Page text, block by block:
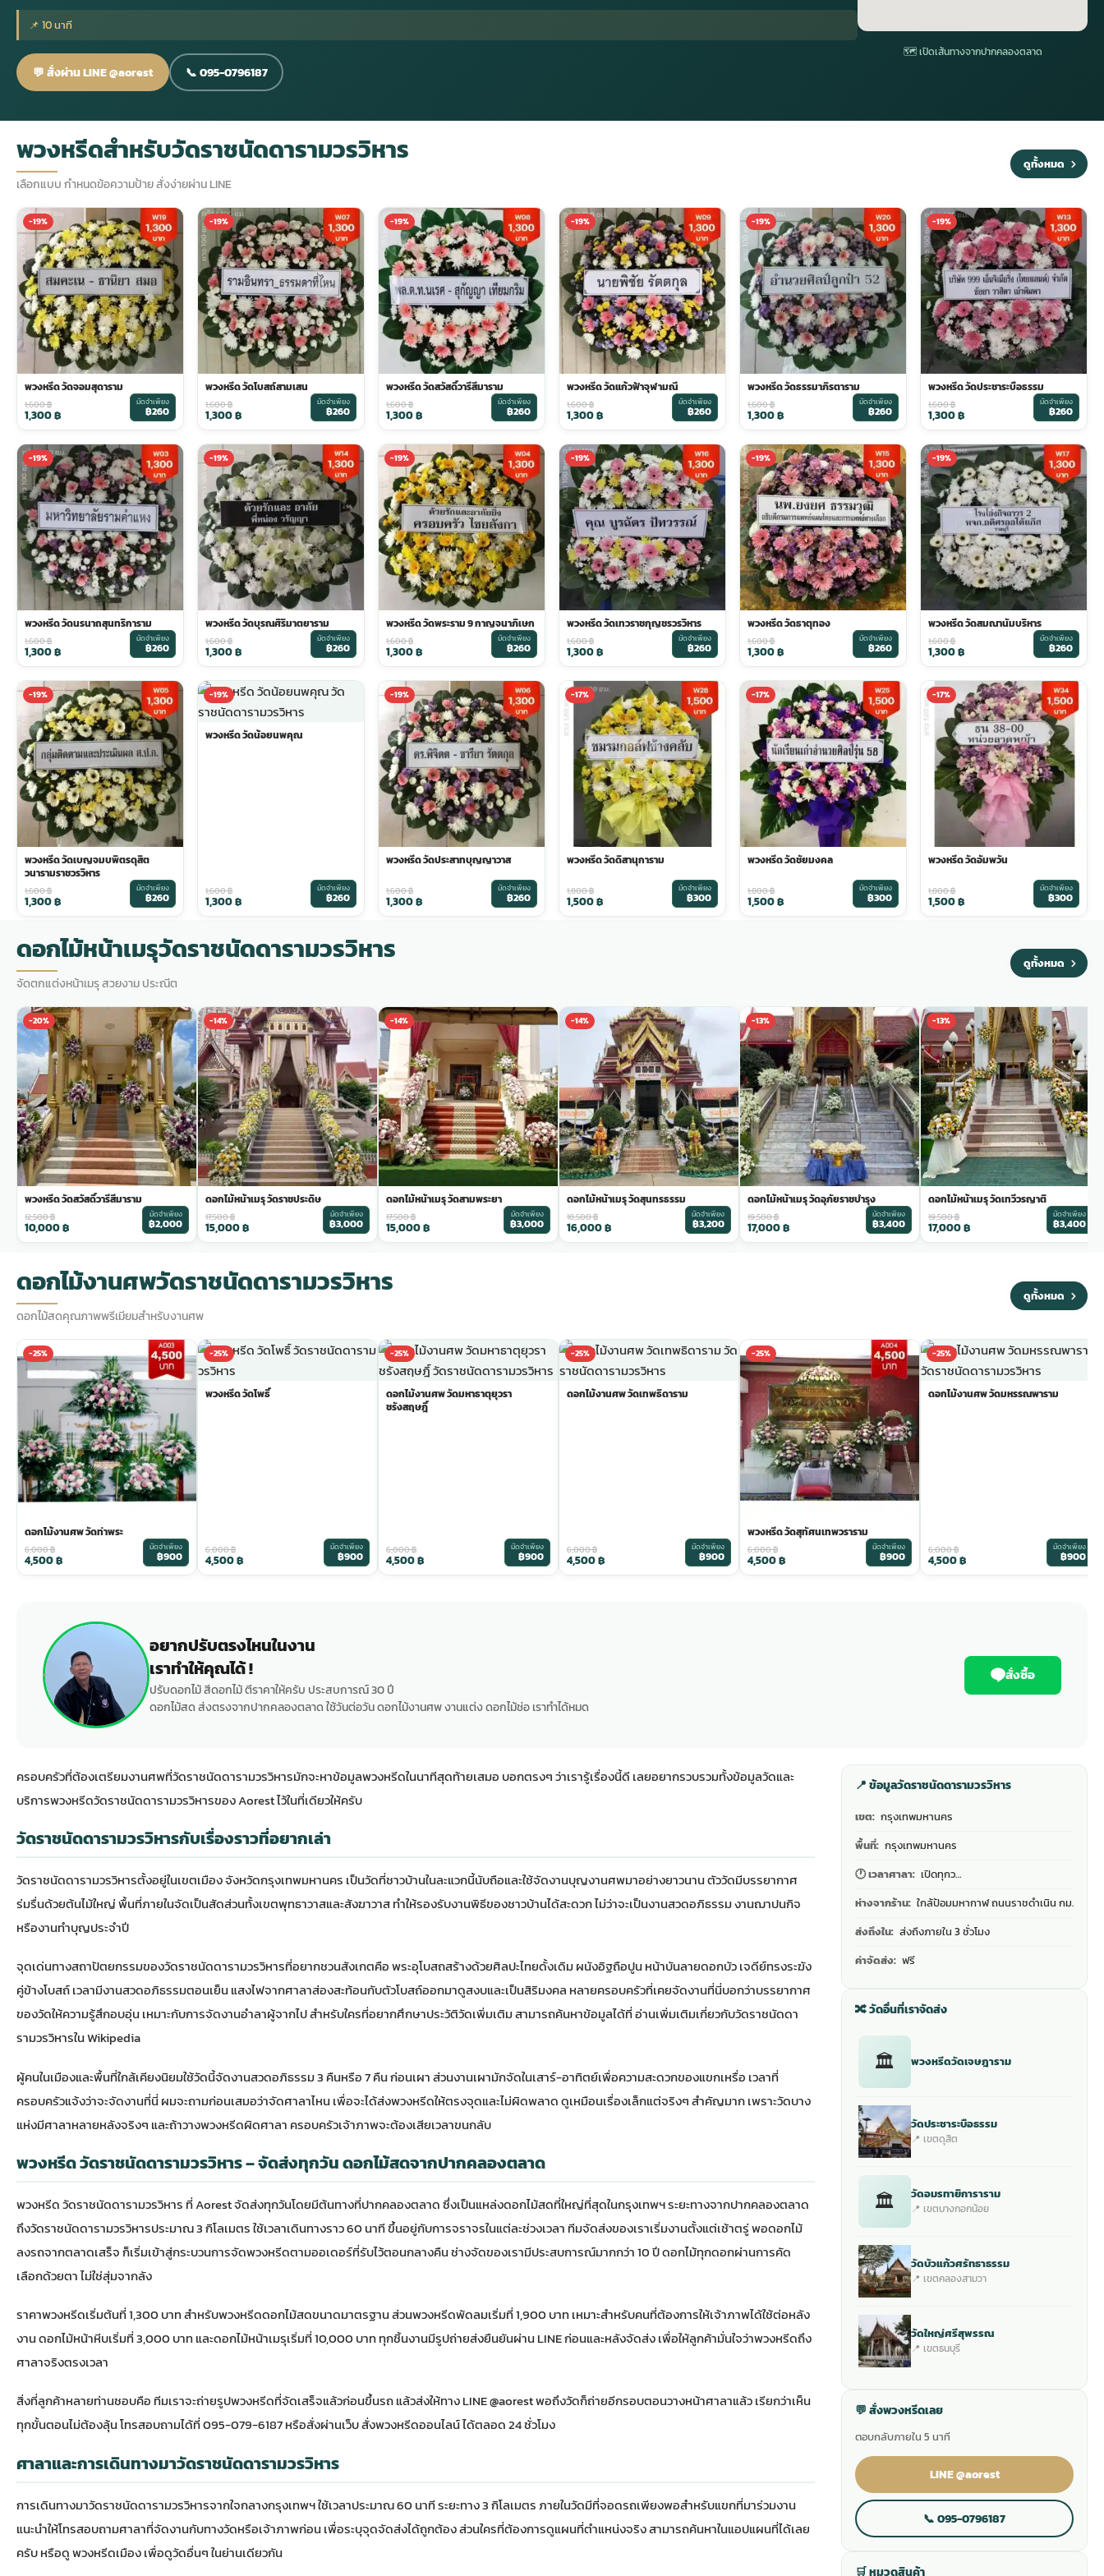
ดอกไม้หน้าหีบ
ดอกไม้หน้างานศพ
ดอกไม้หน้าโลง
จัดดอกไม้หน้าโลง
ดอกไม้ศพ
ดอกไม้งานศพ ส่งด่วน
ดอกไม้งานศพ กรุงเทพ
ดอกไม้งานศพ ปากคลองตลาด
ร้านดอกไม้งานศพ ใกล้ฉัน
ดอกไม้งานศพ ราคาถูก
จัดดอกไม้งานศพ ราคา
ดอกไม้งานศพ ส่งฟรี
ดอกไม้งานศพ ออนไลน์
พวงดอกไม้งานศพ
tpdecorate ปูพื้น
ร้านพวงหรีด
ดอกไม้พวงหรีด
พวงหรีดปทุม
พวงหรีด ปากคลองตลาด
พวงหรีดราคาถูก
พวงหรีดดอกไม้สด
พวงหรีดดอกไม้สด ราคาถูก
สั่งพวงหรีด ออนไลน์
ส่งพวงหรีด ด่วน กรุงเทพ
ร้านพวงหรีด กรุงเทพ ส่งฟรี
พวงหรีด ปากคลองตลาด ราคา
พวงหรีด ส่งด่วน วันนี้
ไม้หน้าเมรุ
กไม้หน้าเมรุ
น้าเมรุ ราคา
ม้หน้าเมรุ
มรุ ราคาถูก
ม้หน้าเมรุ
ระดับเมรุ
มรุ ออนไลน์
มรุ ส่งด่วน
น้าเมรุ กรุงเทพ
ไม้งานแต่ง กรุงเทพ
อกไม้งานแต่ง
ดอกไม้งานแต่ง
พวงหรีดพัดลม กรุงเทพ
พวงหรีดพัดลม ส่งด่วน
สั่งพวงหรีดพัดลม
พวงหรีดพัดลม ปากคลองตลาด
พวงหรีดพัดลม แบบสวยๆ
รับจัดงานศพ กรุงเทพ
แพ็คเกจจัดงานศพ
ค่าใช้จ่ายจัดงานศพ
ขั้นตอนจัดงานศพ
จัดงานศพ ราคาถูก
📌 10 นาที
💬 สั่งผ่าน LINE @aorest 📞 095-0796187
🗺 เปิดเส้นทางจากปากคลองตลาด
พวงหรีดสำหรับวัดราชนัดดารามวรวิหาร
เลือกแบบ กำหนดข้อความป้าย สั่งง่ายผ่าน LINE
ดูทั้งหมด
-19%
พวงหรีด วัดจอมสุดาราม
1,600฿
1,300฿
มัดจำเพียง
฿260
-19%
พวงหรีด วัดโบสถ์สามเสน
1,600฿
1,300฿
มัดจำเพียง
฿260
-19%
พวงหรีด วัดสวัสดิ์วารีสีมาราม
1,600฿
1,300฿
มัดจำเพียง
฿260
-19%
พวงหรีด วัดแก้วฟ้าจุฬามณี
1,600฿
1,300฿
มัดจำเพียง
฿260
-19%
พวงหรีด วัดธรรมาภิรตาราม
1,600฿
1,300฿
มัดจำเพียง
฿260
-19%
พวงหรีด วัดประชาระบือธรรม
1,600฿
1,300฿
มัดจำเพียง
฿260
-19%
พวงหรีด วัดนรนาถสุนทริการาม
1,600฿
1,300฿
มัดจำเพียง
฿260
-19%
พวงหรีด วัดบุรณศิริมาตยาราม
1,600฿
1,300฿
มัดจำเพียง
฿260
-19%
พวงหรีด วัดพระราม 9 กาญจนาภิเษก
1,600฿
1,300฿
มัดจำเพียง
฿260
-19%
พวงหรีด วัดเทวราชกุญชรวรวิหาร
1,600฿
1,300฿
มัดจำเพียง
฿260
-19%
พวงหรีด วัดธาตุทอง
1,600฿
1,300฿
มัดจำเพียง
฿260
-19%
พวงหรีด วัดสมณานัมบริหาร
1,600฿
1,300฿
มัดจำเพียง
฿260
-19%
พวงหรีด วัดเบญจมบพิตรดุสิต
วนารามราชวรวิหาร
1,600฿
1,300฿
มัดจำเพียง
฿260
-19%
พวงหรีด วัดน้อยนพคุณ
1,600฿
1,300฿
มัดจำเพียง
฿260
-19%
พวงหรีด วัดประสาทบุญญาวาส
1,600฿
1,300฿
มัดจำเพียง
฿260
-17%
พวงหรีด วัดดิสานุการาม
1,800฿
1,500฿
มัดจำเพียง
฿300
-17%
พวงหรีด วัดชัยมงคล
1,800฿
1,500฿
มัดจำเพียง
฿300
-17%
พวงหรีด วัดอัมพวัน
1,800฿
1,500฿
มัดจำเพียง
฿300
ดอกไม้หน้าเมรุวัดราชนัดดารามวรวิหาร
จัดตกแต่งหน้าเมรุ สวยงาม ประณีต
ดูทั้งหมด
-20%
พวงหรีด วัดสวัสดิ์วารีสีมาราม
12,500฿
10,000฿
มัดจำเพียง
฿2,000
-14%
ดอกไม้หน้าเมรุ วัดราชประดิษ
17,500฿
15,000฿
มัดจำเพียง
฿3,000
-14%
ดอกไม้หน้าเมรุ วัดสามพระยา
17,500฿
15,000฿
มัดจำเพียง
฿3,000
-14%
ดอกไม้หน้าเมรุ วัดสุนทรธรรม
18,500฿
16,000฿
มัดจำเพียง
฿3,200
-13%
ดอกไม้หน้าเมรุ วัดอุภัยราชบำรุง
19,500฿
17,000฿
มัดจำเพียง
฿3,400
-13%
ดอกไม้หน้าเมรุ วัดเทวีวรญาติ
19,500฿
17,000฿
มัดจำเพียง
฿3,400
ดอกไม้งานศพวัดราชนัดดารามวรวิหาร
ดอกไม้สดคุณภาพพรีเมียมสำหรับงานศพ
ดูทั้งหมด
-25%
ดอกไม้งานศพ วัดท่าพระ
6,000฿
4,500฿
มัดจำเพียง
฿900
-25%
พวงหรีด วัดโพธิ์
6,000฿
4,500฿
มัดจำเพียง
฿900
-25%
ดอกไม้งานศพ วัดมหาธาตุยุวรา
ชรังสฤษฎิ์
6,000฿
4,500฿
มัดจำเพียง
฿900
-25%
ดอกไม้งานศพ วัดเทพธิดาราม
6,000฿
4,500฿
มัดจำเพียง
฿900
-25%
พวงหรีด วัดสุทัศนเทพวราราม
6,000฿
4,500฿
มัดจำเพียง
฿900
-25%
ดอกไม้งานศพ วัดมหรรณพาราม
6,000฿
4,500฿
มัดจำเพียง
฿900
อยากปรับตรงไหนในงาน
เราทำให้คุณได้ !
ปรับดอกไม้ สีดอกไม้ ตีราคาให้ครับ ประสบการณ์ 30 ปี
ดอกไม้สด ส่งตรงจากปากคลองตลาด ใช้วันต่อวัน ดอกไม้งานศพ งานแต่ง ดอกไม้ช่อ เราทำได้หมด
สั่งซื้อ
ครอบครัวที่ต้องเตรียมงานศพที่วัดราชนัดดารามวรวิหารมักจะหาข้อมูลพวงหรีดในนาทีสุดท้ายเสมอ บอกตรงๆ ว่าเรารู้เรื่องนี้ดี เลยอยากรวบรวมทั้งข้อมูลวัดและ
บริการพวงหรีดวัดราชนัดดารามวรวิหารของ Aorest ไว้ในที่เดียวให้ครับ
วัดราชนัดดารามวรวิหารกับเรื่องราวที่อยากเล่า
วัดราชนัดดารามวรวิหารตั้งอยู่ในเขตเมือง จังหวัดกรุงเทพมหานคร เป็นวัดที่ชาวบ้านในละแวกนี้นับถือและใช้จัดงานบุญงานศพมาอย่างยาวนาน ตัววัดมีบรรยากาศ
ร่มรื่นด้วยต้นไม้ใหญ่ พื้นที่ภายในจัดเป็นสัดส่วนทั้งเขตพุทธาวาสและสังฆาวาส ทำให้รองรับงานพิธีของชาวบ้านได้สะดวก ไม่ว่าจะเป็นงานสวดอภิธรรม งานฌาปนกิจ
หรืองานทำบุญประจำปี
จุดเด่นทางสถาปัตยกรรมของวัดราชนัดดารามวรวิหารที่อยากชวนสังเกตคือ พระอุโบสถสร้างด้วยศิลปะไทยดั้งเดิม ผนังอิฐถือปูน หน้าบันลายดอกบัว เจดีย์ทรงระฆัง
คู่ข้างโบสถ์ เวลามีงานสวดอภิธรรมตอนเย็น แสงไฟจากศาลาส่องสะท้อนกับตัวโบสถ์ออกมาดูสงบและเป็นสิริมงคล หลายครอบครัวที่เคยจัดงานที่นี่บอกว่าบรรยากาศ
ของวัดให้ความรู้สึกอบอุ่น เหมาะกับการจัดงานอำลาผู้จากไป สำหรับใครที่อยากศึกษาประวัติวัดเพิ่มเติม สามารถค้นหาข้อมูลได้ที่อ่านเพิ่มเติมเกี่ยวกับวัดราชนัดดา
รามวรวิหารใน Wikipedia
ผู้คนในเมืองและพื้นที่ใกล้เคียงนิยมใช้วัดนี้จัดงานสวดอภิธรรม 3 คืนหรือ 7 คืน ก่อนเผา ส่วนงานเผามักจัดในเสาร์-อาทิตย์เพื่อความสะดวกของแขกเหรื่อ เวลาที่
ครอบครัวแจ้งว่าจะจัดงานที่นี่ ผมจะถามก่อนเสมอว่าจัดศาลาไหน เพื่อจะได้ส่งพวงหรีดให้ตรงจุดและไม่ผิดพลาด ดูเหมือนเรื่องเล็กแต่จริงๆ สำคัญมาก เพราะวัดบาง
แห่งมีศาลาหลายหลังจริงๆ และถ้าวางพวงหรีดผิดศาลา ครอบครัวเจ้าภาพจะต้องเสียเวลาขนกลับ
พวงหรีด วัดราชนัดดารามวรวิหาร – จัดส่งทุกวัน ดอกไม้สดจากปากคลองตลาด
พวงหรีด วัดราชนัดดารามวรวิหาร ที่ Aorest จัดส่งทุกวันโดยมีต้นทางที่ปากคลองตลาด ซึ่งเป็นแหล่งดอกไม้สดที่ใหญ่ที่สุดในกรุงเทพฯ ระยะทางจากปากคลองตลาด
ถึงวัดราชนัดดารามวรวิหารประมาณ 3 กิโลเมตร ใช้เวลาเดินทางราว 60 นาที ขึ้นอยู่กับการจราจรในแต่ละช่วงเวลา ทีมจัดส่งของเราเริ่มงานตั้งแต่เช้าตรู่ พอดอกไม้
ลงรถจากตลาดเสร็จ ก็เริ่มเข้าสู่กระบวนการจัดพวงหรีดตามออเดอร์ที่รับไว้ตอนกลางคืน ช่างจัดของเรามีประสบการณ์มากกว่า 10 ปี ดอกไม้ทุกดอกผ่านการคัด
เลือกด้วยตา ไม่ใช่สุ่มจากลัง
ราคาพวงหรีดเริ่มต้นที่ 1,300 บาท สำหรับพวงหรีดดอกไม้สดขนาดมาตรฐาน ส่วนพวงหรีดพัดลมเริ่มที่ 1,900 บาท เหมาะสำหรับคนที่ต้องการให้เจ้าภาพได้ใช้ต่อหลัง
งาน ดอกไม้หน้าหีบเริ่มที่ 3,000 บาท และดอกไม้หน้าเมรุเริ่มที่ 10,000 บาท ทุกชิ้นงานมีรูปถ่ายส่งยืนยันผ่าน LINE ก่อนและหลังจัดส่ง เพื่อให้ลูกค้ามั่นใจว่าพวงหรีดถึง
ศาลาจริงตรงเวลา
สิ่งที่ลูกค้าหลายท่านชอบคือ ทีมเราจะถ่ายรูปพวงหรีดที่จัดเสร็จแล้วก่อนขึ้นรถ แล้วส่งให้ทาง LINE @aorest พอถึงวัดก็ถ่ายอีกรอบตอนวางหน้าศาลาแล้ว เรียกว่าเห็น
ทุกขั้นตอนไม่ต้องลุ้น โทรสอบถามได้ที่ 095-079-6187 หรือสั่งผ่านเว็บสั่งพวงหรีดออนไลน์ได้ตลอด 24 ชั่วโมง
ศาลาและการเดินทางมาวัดราชนัดดารามวรวิหาร
การเดินทางมาวัดราชนัดดารามวรวิหารจากใจกลางกรุงเทพฯ ใช้เวลาประมาณ 60 นาที ระยะทาง 3 กิโลเมตร ภายในวัดมีที่จอดรถเพียงพอสำหรับแขกที่มาร่วมงาน
แนะนำให้โทรสอบถามศาลาที่จัดงานกับทางวัดหรือเจ้าภาพก่อน เพื่อระบุจุดจัดส่งได้ถูกต้อง ส่วนใครที่ต้องการดูแผนที่ตำแหน่งจริง สามารถค้นหาในแอปแผนที่ได้เลย
ครับ หรือดูพวงหรีดเมืองเพื่อดูวัดอื่นๆ ในย่านเดียวกัน
📍 ข้อมูลวัดราชนัดดารามวรวิหาร
เขต: กรุงเทพมหานคร
พื้นที่: กรุงเทพมหานคร
🕐 เวลาศาลา: เปิดทุกว…
ห่างจากร้าน: ใกล้ป้อมมหากาฬ ถนนราชดำเนิน กม.
ส่งถึงใน: ส่งถึงภายใน 3 ชั่วโมง
ค่าจัดส่ง: ฟรี
🔀 วัดอื่นที่เราจัดส่ง
🏛 พวงหรีดวัดเจษฎาราม
วัดประชาระบือธรรม
📍 เขตดุสิต
🏛 วัดอมรทายิการาราม
📍 เขตบางกอกน้อย
วัดบัวแก้วศรัทธาธรรม
📍 เขตคลองสามวา
วัดใหญ่ศรีสุพรรณ
📍 เขตธนบุรี
💬 สั่งพวงหรีดเลย
ตอบกลับภายใน 5 นาที
LINE @aorest
📞 095-0796187
🛒 หมวดสินค้า